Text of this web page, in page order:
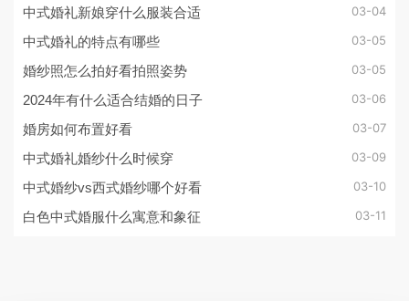
中式婚礼新娘穿什么服装合适 03-04
中式婚礼的特点有哪些 03-05
婚纱照怎么拍好看拍照姿势 03-05
2024年有什么适合结婚的日子 03-06
婚房如何布置好看 03-07
中式婚礼婚纱什么时候穿 03-09
中式婚纱vs西式婚纱哪个好看 03-10
白色中式婚服什么寓意和象征 03-11